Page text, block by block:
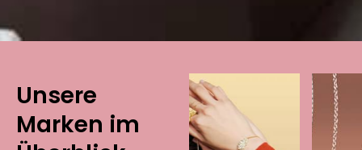
Unsere
Marken im
Sabo
Silber trifft auf
Pesavento